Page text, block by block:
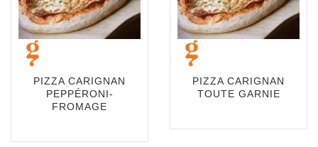
PIZZA CARIGNAN
PEPPÉRONI-
FROMAGE
PIZZA CARIGNAN
TOUTE GARNIE